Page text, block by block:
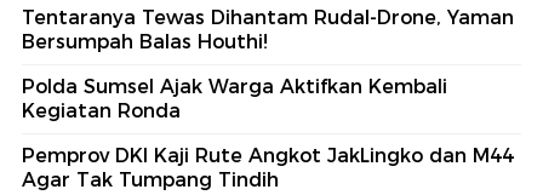
Tentaranya Tewas Dihantam Rudal-Drone, Yaman
Bersumpah Balas Houthi!
Polda Sumsel Ajak Warga Aktifkan Kembali
Kegiatan Ronda
Pemprov DKI Kaji Rute Angkot JakLingko dan M44
Agar Tak Tumpang Tindih